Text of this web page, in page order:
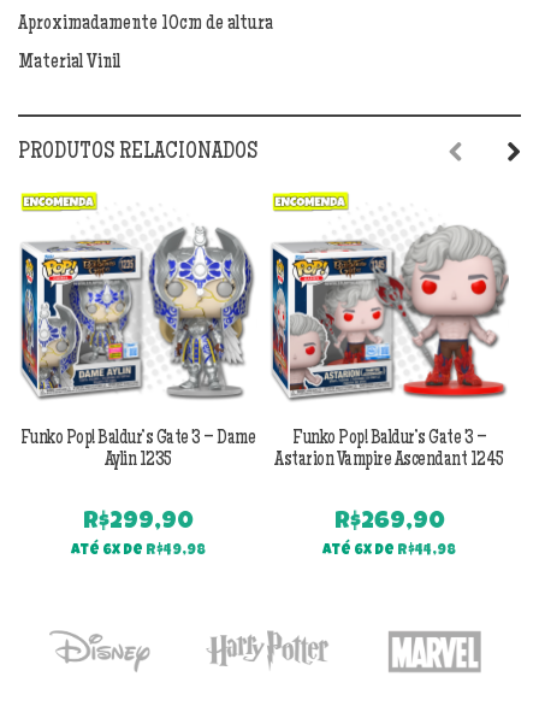
Aproximadamente 10cm de altura
Material Vinil
PRODUTOS RELACIONADOS
Funko Pop! Baldur’s Gate 3 – Dame
Aylin 1235
R$299,90
Até 6x de R$49,98
Funko Pop! Baldur’s Gate 3 –
Astarion Vampire Ascendant 1245
R$269,90
Até 6x de R$44,98